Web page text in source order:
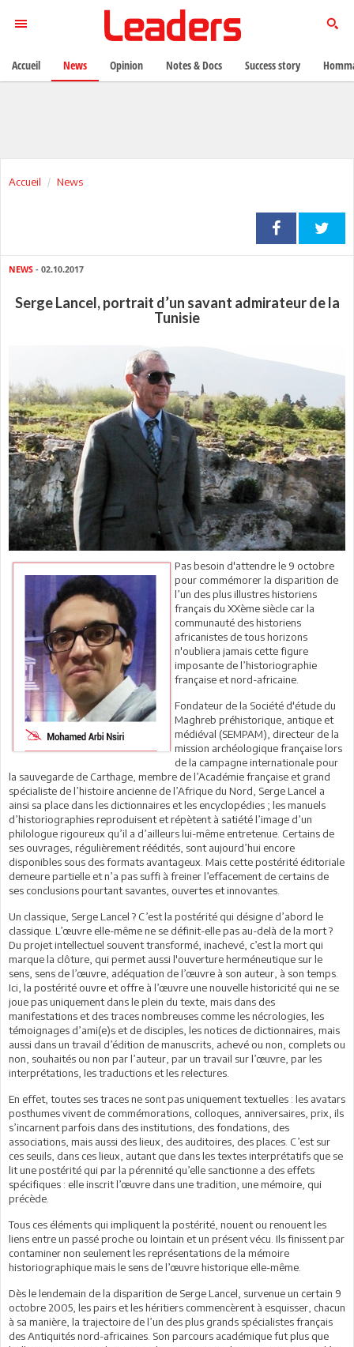
Accueil News
NEWS - 02.10.2017
Serge Lancel, portrait d’un savant admirateur de la
Tunisie
Pas besoin d'attendre le 9 octobre
pour commémorer la disparition de
l’un des plus illustres historiens
français du XXème siècle car la
communauté des historiens
africanistes de tous horizons
n'oubliera jamais cette figure
imposante de l’historiographie
française et nord-africaine.
Fondateur de la Société d'étude du
Maghreb préhistorique, antique et
médiéval (SEMPAM), directeur de la
mission archéologique française lors
de la campagne internationale pour
la sauvegarde de Carthage, membre de l’Académie française et grand
spécialiste de l’histoire ancienne de l’Afrique du Nord, Serge Lancel a
ainsi sa place dans les dictionnaires et les encyclopédies ; les manuels
d’historiographies reproduisent et répètent à satiété l’image d’un
philologue rigoureux qu’il a d’ailleurs lui-même entretenue. Certains de
ses ouvrages, régulièrement réédités, sont aujourd’hui encore
disponibles sous des formats avantageux. Mais cette postérité éditoriale
demeure partielle et n’a pas suffi à freiner l’effacement de certains de
ses conclusions pourtant savantes, ouvertes et innovantes.
Un classique, Serge Lancel ? C’est la postérité qui désigne d’abord le
classique. L’œuvre elle-même ne se définit-elle pas au-delà de la mort ?
Du projet intellectuel souvent transformé, inachevé, c’est la mort qui
marque la clôture, qui permet aussi l'ouverture herméneutique sur le
sens, sens de l’œuvre, adéquation de l’œuvre à son auteur, à son temps.
Ici, la postérité ouvre et offre à l’œuvre une nouvelle historicité qui ne se
joue pas uniquement dans le plein du texte, mais dans des
manifestations et des traces nombreuses comme les nécrologies, les
témoignages d’ami(e)s et de disciples, les notices de dictionnaires, mais
aussi dans un travail d’édition de manuscrits, achevé ou non, complets ou
non, souhaités ou non par l’auteur, par un travail sur l’œuvre, par les
interprétations, les traductions et les relectures.
En effet, toutes ses traces ne sont pas uniquement textuelles : les avatars
posthumes vivent de commémorations, colloques, anniversaires, prix, ils
s’incarnent parfois dans des institutions, des fondations, des
associations, mais aussi des lieux, des auditoires, des places. C’est sur
ces seuils, dans ces lieux, autant que dans les textes interprétatifs que se
lit une postérité qui par la pérennité qu’elle sanctionne a des effets
spécifiques : elle inscrit l’œuvre dans une tradition, une mémoire, qui
précède.
Tous ces éléments qui impliquent la postérité, nouent ou renouent les
liens entre un passé proche ou lointain et un présent vécu. Ils finissent par
contaminer non seulement les représentations de la mémoire
historiographique mais le sens de l’œuvre historique elle-même.
Dès le lendemain de la disparition de Serge Lancel, survenue un certain 9
octobre 2005, les pairs et les héritiers commencèrent à esquisser, chacun
à sa manière, la trajectoire de l’un des plus grands spécialistes français
des Antiquités nord-africaines. Son parcours académique fut plus que
Accueil News Opinion Notes & Docs Success story